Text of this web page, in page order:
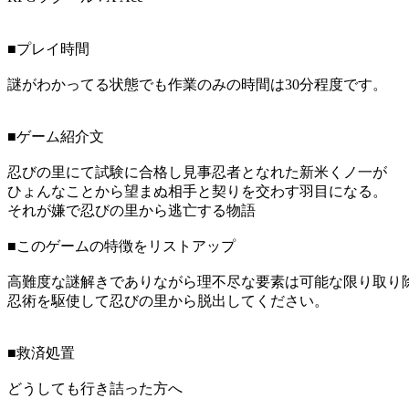
■プレイ時間
謎がわかってる状態でも作業のみの時間は30分程度です。
■ゲーム紹介文
忍びの里にて試験に合格し見事忍者となれた新米くノ一が
ひょんなことから望まぬ相手と契りを交わす羽目になる。
それが嫌で忍びの里から逃亡する物語
■このゲームの特徴をリストアップ
高難度な謎解きでありながら理不尽な要素は可能な限り取り
忍術を駆使して忍びの里から脱出してください。
■救済処置
どうしても行き詰った方へ